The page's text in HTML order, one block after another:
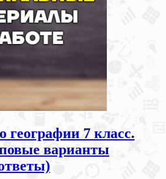
географии 7 класс.
варианты